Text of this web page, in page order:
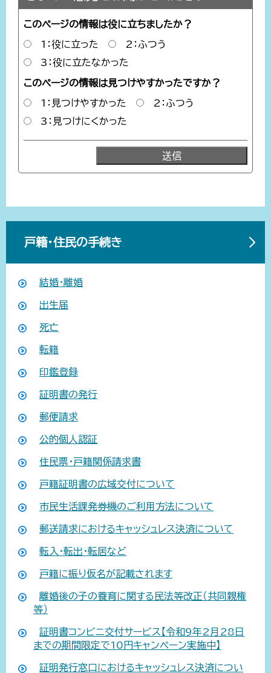
このページの情報は役に立ちましたか？
1：役に立った
2：ふつう
3：役に立たなかった
このページの情報は見つけやすかったですか？
1：見つけやすかった
2：ふつう
3：見つけにくかった
戸籍・住民の手続き
結婚・離婚
出生届
死亡
転籍
印鑑登録
証明書の発行
郵便請求
公的個人認証
住民票・戸籍関係請求書
戸籍証明書の広域交付について
市民生活課発券機のご利用方法について
郵送請求におけるキャッシュレス決済について
転入・転出・転居など
戸籍に振り仮名が記載されます
離婚後の子の養育に関する民法等改正（共同親権
等）
証明書コンビニ交付サービス【令和9年2月28日
までの期間限定で10円キャンペーン実施中】
証明発行窓口におけるキャッシュレス決済につい